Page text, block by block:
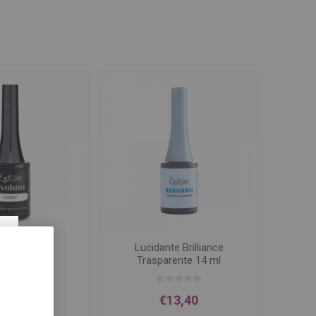
Lucidante Brilliance
Trasparente 14 ml
€13,40